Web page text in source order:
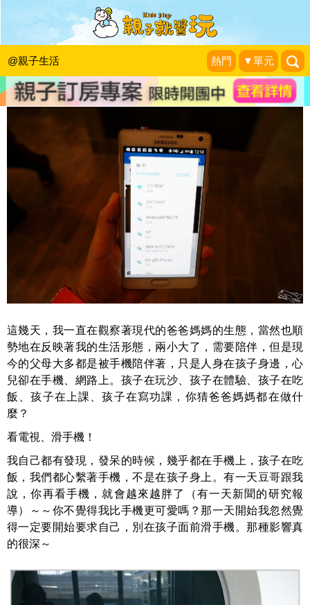
@親子生活 熱門 ▼單元
爸媽請抬頭看看我～我比手機可愛啊！
走走停停,小燈泡在旅行
這幾天，我一直在觀察著現代的爸爸媽媽的生態，當然也順
勢地在反映著我的生活形態，兩小大了，需要陪伴，但是現
今的父母大多都是被手機陪伴著，只是人身在孩子身邊，心
兒卻在手機、網路上。孩子在玩沙、孩子在體驗、孩子在吃
飯、孩子在上課、孩子在寫功課，你猜爸爸媽媽都在做什
麼？
看電視、滑手機！
我自己都有發現，發呆的時候，幾乎都在手機上，孩子在吃
飯，我們都心繫著手機，不是在孩子身上。有一天豆哥跟我
說，你再看手機，就會越來越胖了（有一天新聞的研究報
導）～～你不覺得我比手機更可愛嗎？那一天開始我忽然覺
得一定要開始要求自己，別在孩子面前滑手機。那種影響真
的很深～